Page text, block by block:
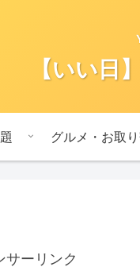
【いい
グルメ・お取
サーリンク